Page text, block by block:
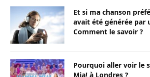
Et si ma chanson
avait été générée par
Comment le savoir ?
Pourquoi aller voir le
Mia! à Londres ?